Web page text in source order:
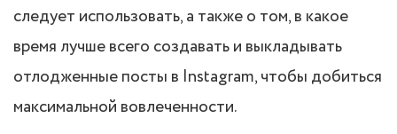
следует использовать, а также о том, в какое
время лучше всего создавать и выкладывать
отлодженные посты в Instagram, чтобы добиться
максимальной вовлеченности.